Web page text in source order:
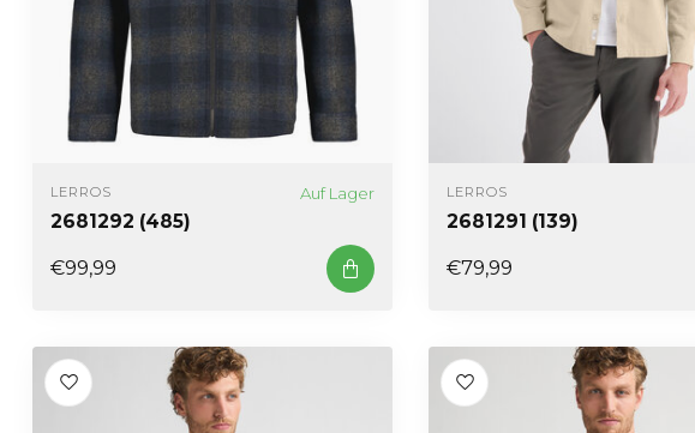
LERROS Auf Lager
2681292 (485)
€99,99
LERROS
2681291 (139)
€79,99